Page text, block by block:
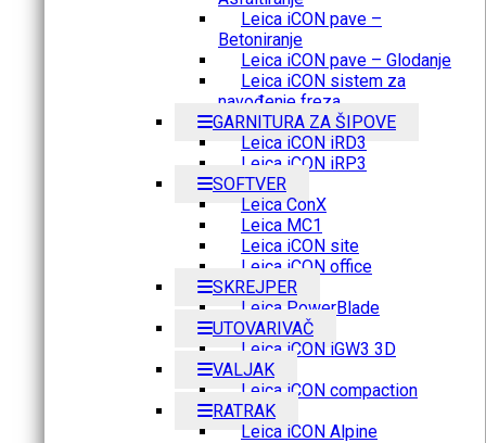
Leica iCON pave –
Betoniranje
Leica iCON pave – Glodanje
Leica iCON sistem za
navođenje freza
GARNITURA ZA ŠIPOVE
Leica iCON iRD3
Leica iCON iRP3
SOFTVER
Leica ConX
Leica MC1
Leica iCON site
Leica iCON office
SKREJPER
Leica PowerBlade
UTOVARIVAČ
Leica iCON iGW3 3D
VALJAK
Leica iCON compaction
RATRAK
Leica iCON Alpine